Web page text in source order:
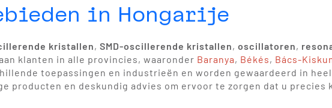
in Hongarije
kristallen, SMD-oscillerende kristallen, oscillatoren,
klanten in alle provincies, waaronder Baranya, Békés, Bács-
toepassingen en industrieën en worden gewaardeerd in
producten en deskundig advies om ervoor te zorgen dat u